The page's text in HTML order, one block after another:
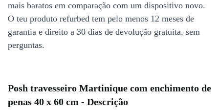
mais baratos em comparação com um dispositivo novo.
O teu produto refurbed tem pelo menos 12 meses de
garantia e direito a 30 dias de devolução gratuita, sem
perguntas.
Posh travesseiro Martinique com enchimento de
penas 40 x 60 cm - Descrição